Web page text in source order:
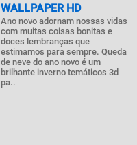
WALLPAPER HD
Ano novo adornam nossas vidas
com muitas coisas bonitas e
doces lembranças que
estimamos para sempre. Queda
de neve do ano novo é um
brilhante inverno temáticos 3d
pa..